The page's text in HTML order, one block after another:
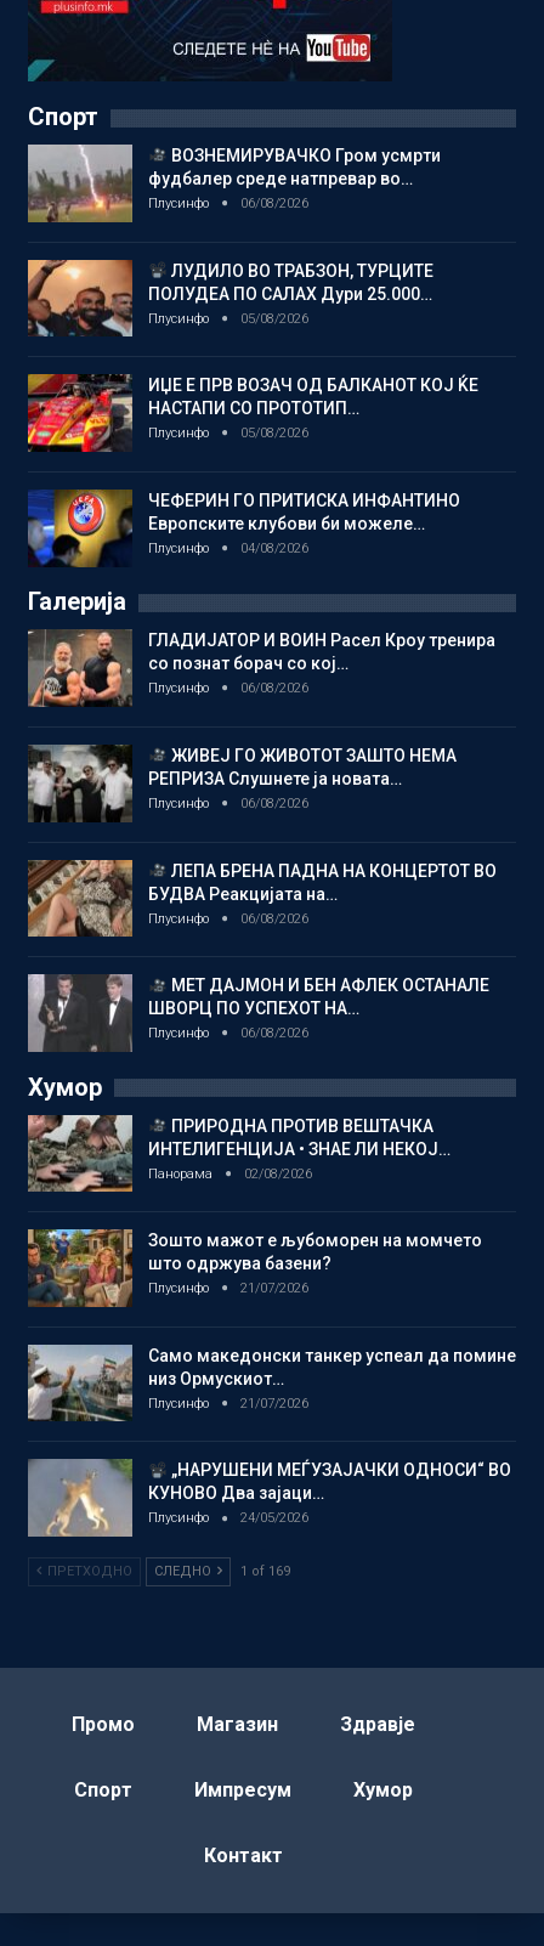
Спорт
ВОЗНЕМИРУВАЧКО Гром усмрти
фудбалер среде натпревар во…
Плусинфо 06/08/2026
ЛУДИЛО ВО ТРАБЗОН, ТУРЦИТЕ
ПОЛУДЕА ПО САЛАХ Дури 25.000…
Плусинфо 05/08/2026
ИЏЕ Е ПРВ ВОЗАЧ ОД БАЛКАНОТ КОЈ ЌЕ
НАСТАПИ СО ПРОТОТИП…
Плусинфо 05/08/2026
ЧЕФЕРИН ГО ПРИТИСКА ИНФАНТИНО
Европските клубови би можеле…
Плусинфо 04/08/2026
Галерија
ГЛАДИЈАТОР И ВОИН Расел Кроу тренира
со познат борач со кој…
Плусинфо 06/08/2026
ЖИВЕЈ ГО ЖИВОТОТ ЗАШТО НЕМА
РЕПРИЗА Слушнете ја новата…
Плусинфо 06/08/2026
ЛЕПА БРЕНА ПАДНА НА КОНЦЕРТОТ ВО
БУДВА Реакцијата на…
Плусинфо 06/08/2026
МЕТ ДАЈМОН И БЕН АФЛЕК ОСТАНАЛЕ
ШВОРЦ ПО УСПЕХОТ НА…
Плусинфо 06/08/2026
Хумор
ПРИРОДНА ПРОТИВ ВЕШТАЧКА
ИНТЕЛИГЕНЦИЈА • ЗНАЕ ЛИ НЕКОЈ…
Панорама 02/08/2026
Зошто мажот е љубоморен на момчето
што одржува базени?
Плусинфо 21/07/2026
Само македонски танкер успеал да помине
низ Ормускиот…
Плусинфо 21/07/2026
„НАРУШЕНИ МЕЃУЗАЈАЧКИ ОДНОСИ“ ВО
КУНОВО Два зајаци…
Плусинфо 24/05/2026
ПРЕТХОДНО СЛЕДНО 1 of 169
Промо Магазин Здравје
Спорт Импресум Хумор
Контакт